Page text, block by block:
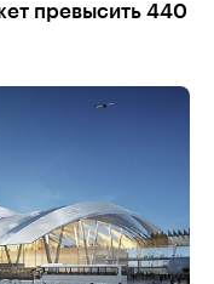
превысить 440